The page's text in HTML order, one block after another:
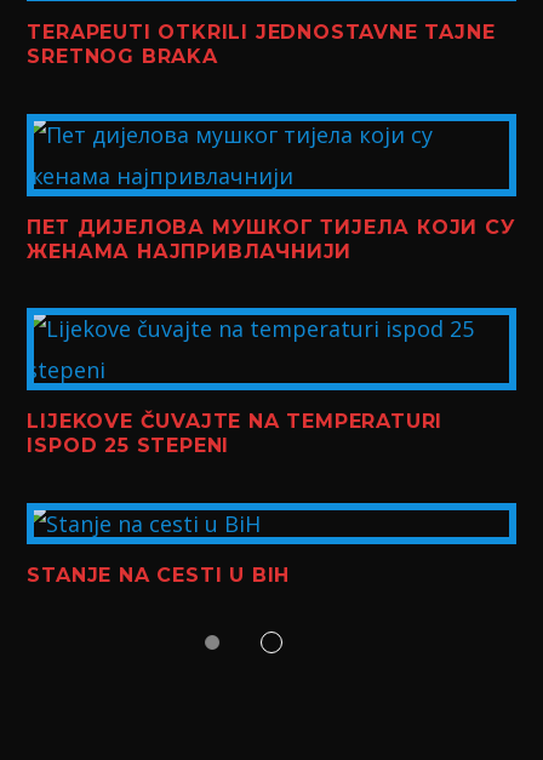
TERAPEUTI OTKRILI JEDNOSTAVNE TAJNE
SRETNOG BRAKA
ПЕТ ДИЈЕЛОВА МУШКОГ ТИЈЕЛА КОЈИ СУ
ЖЕНАМА НАЈПРИВЛАЧНИЈИ
LIJEKOVE ČUVAJTE NA TEMPERATURI
ISPOD 25 STEPENI
STANJE NA CESTI U BIH